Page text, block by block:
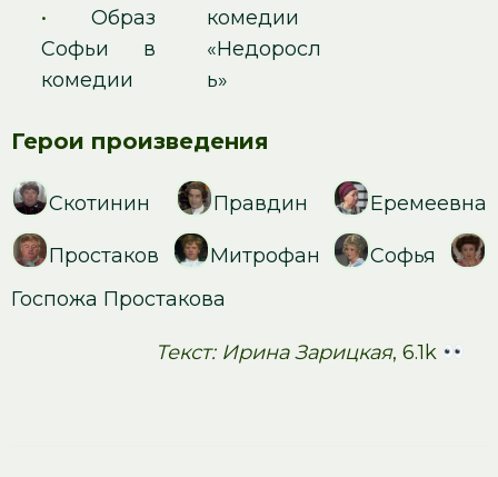
• Образ
Софьи в
комедии
комедии
«Недоросл
ь»
Герои произведения
Скотинин Правдин Еремеевна
Простаков Митрофан
Софья
Госпожа Простакова
Текст: Ирина Зарицкая, 6.1k